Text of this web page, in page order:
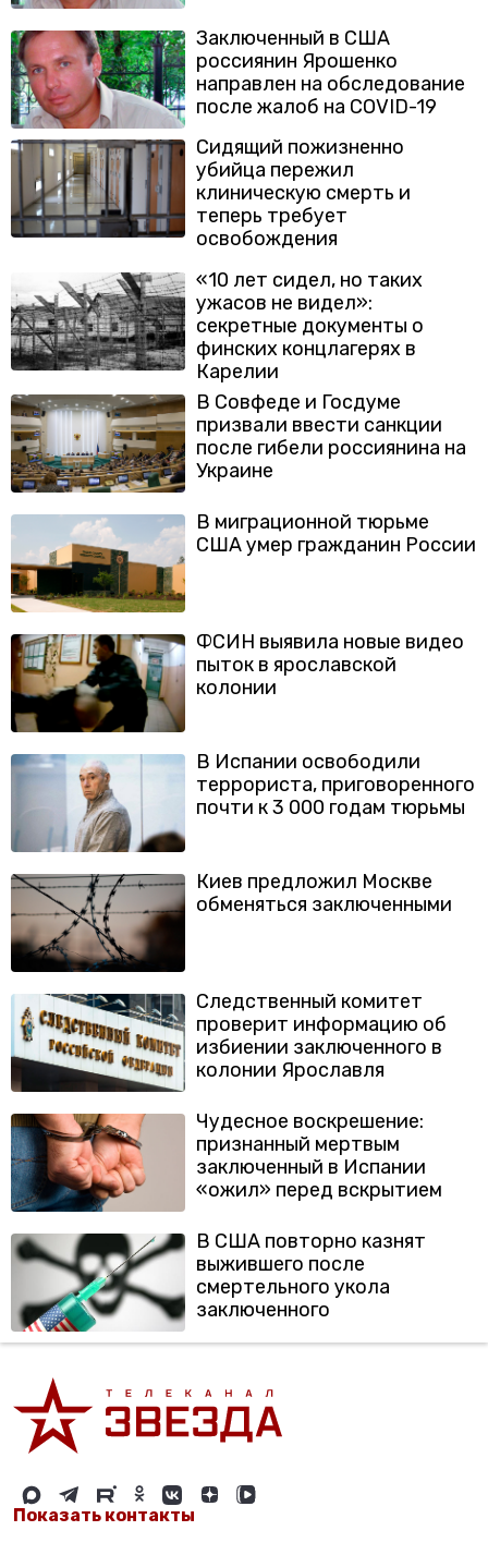
Заключенный в США
россиянин Ярошенко
направлен на обследование
после жалоб на COVID-19
Сидящий пожизненно
убийца пережил
клиническую смерть и
теперь требует
освобождения
«10 лет сидел, но таких
ужасов не видел»:
секретные документы о
финских концлагерях в
Карелии
В Совфеде и Госдуме
призвали ввести санкции
после гибели россиянина на
Украине
В миграционной тюрьме
США умер гражданин России
ФСИН выявила новые видео
пыток в ярославской
колонии
В Испании освободили
террориста, приговоренного
почти к 3 000 годам тюрьмы
Киев предложил Москве
обменяться заключенными
Следственный комитет
проверит информацию об
избиении заключенного в
колонии Ярославля
Чудесное воскрешение:
признанный мертвым
заключенный в Испании
«ожил» перед вскрытием
В США повторно казнят
выжившего после
смертельного укола
заключенного
Показать контакты